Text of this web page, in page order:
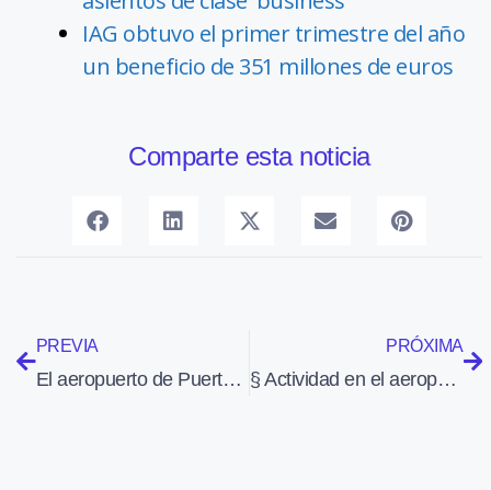
IAG obtuvo el primer trimestre del año
un beneficio de 351 millones de euros
Comparte esta noticia
PREVIA
El aeropuerto de Puerto Príncipe, incapaz de contener la marea de aviones que acuden a Haití
PRÓXIMA
§ Actividad en el aeropuerto de Puerto Príncipe